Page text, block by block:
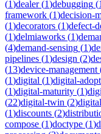
(1)dealer(1)debugging (1
framework (1)decision-
(1)decorators (1)defect-
(1)delmiaworks (1)
(4)demand-sensing (1)
pipelines (1)design (2)
(13)device-management
(1)digital (1)digital-
(1)digital-maturity (1)
(22)digital-twin (2)
(1)discounts (2)
compose (1)doctype (1)